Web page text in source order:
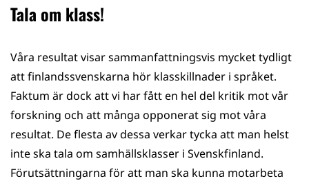
Tala om klass!
Våra resultat visar sammanfattningsvis mycket tydligt
att finlandssvenskarna hör klasskillnader i språket.
Faktum är dock att vi har fått en hel del kritik mot vår
forskning och att många opponerat sig mot våra
resultat. De flesta av dessa verkar tycka att man helst
inte ska tala om samhällsklasser i Svenskfinland.
Förutsättningarna för att man ska kunna motarbeta